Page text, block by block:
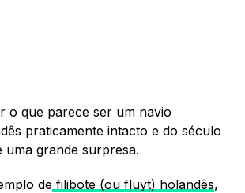
o que parece ser um navio
praticamente intacto e do século
uma grande surpresa.
defilibote (ou fluyt) holandês,